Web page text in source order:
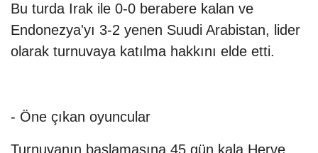
Bu turda Irak ile 0-0 berabere kalan ve
Endonezya'yı 3-2 yenen Suudi Arabistan, lider
olarak turnuvaya katılma hakkını elde etti.
- Öne çıkan oyuncular
Turnuvanın başlamasına 45 gün kala Herve